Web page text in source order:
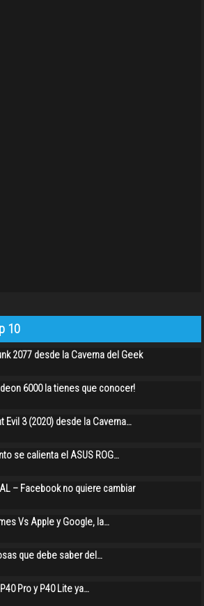
10
2077 desde la Caverna del Geek
6000 la tienes que conocer!
Evil 3 (2020) desde la Caverna…
se calienta el ASUS ROG…
– Facebook no quiere cambiar
Vs Apple y Google, la…
que debe saber del…
Pro y P40 Lite ya…